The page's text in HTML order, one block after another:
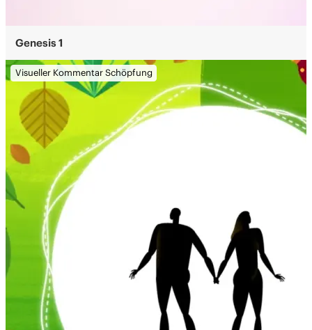
Genesis 1
Visueller Kommentar Schöpfung